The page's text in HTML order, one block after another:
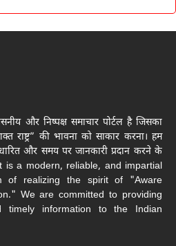
और निष्पक्ष समाचार पोर्टल है जिसका
राष्ट्र” की भावना को साकार करना। हम
और समय पर जानकारी प्रदान करने के
is a modern, reliable, and impartial
of realizing the spirit of "Aware
We are committed to providing
timely information to the Indian